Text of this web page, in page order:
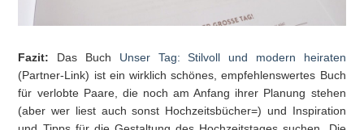
Fazit: Das Buch Unser Tag: Stilvoll und modern heiraten
(Partner-Link) ist ein wirklich schönes, empfehlenswertes Buch
für verlobte Paare, die noch am Anfang ihrer Planung stehen
(aber wer liest auch sonst Hochzeitsbücher=) und Inspiration